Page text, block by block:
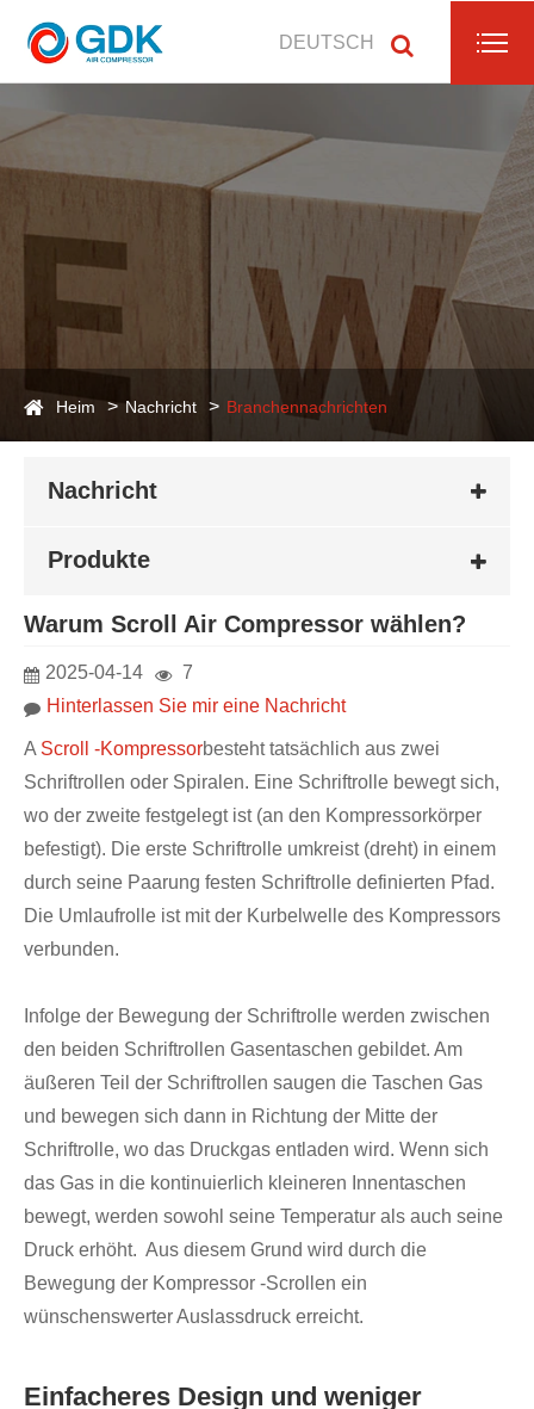
DEUTSCH
Heim Nachricht Branchennachrichten
Nachricht
Produkte
Warum Scroll Air Compressor wählen?
2025-04-14
7
Hinterlassen Sie mir eine Nachricht
A Scroll -Kompressorbesteht tatsächlich aus zwei
Schriftrollen oder Spiralen. Eine Schriftrolle bewegt sich,
wo der zweite festgelegt ist (an den Kompressorkörper
befestigt). Die erste Schriftrolle umkreist (dreht) in einem
durch seine Paarung festen Schriftrolle definierten Pfad.
Die Umlaufrolle ist mit der Kurbelwelle des Kompressors
verbunden.
Infolge der Bewegung der Schriftrolle werden zwischen
den beiden Schriftrollen Gasentaschen gebildet. Am
äußeren Teil der Schriftrollen saugen die Taschen Gas
und bewegen sich dann in Richtung der Mitte der
Schriftrolle, wo das Druckgas entladen wird. Wenn sich
das Gas in die kontinuierlich kleineren Innentaschen
bewegt, werden sowohl seine Temperatur als auch seine
Druck erhöht. Aus diesem Grund wird durch die
Bewegung der Kompressor -Scrollen ein
wünschenswerter Auslassdruck erreicht.
Einfacheres Design und weniger